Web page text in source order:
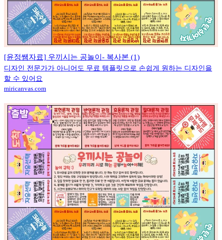
[윤정쌤자료] 우끼시는 공놀이- 복사본 (1)
디자인 전문가가 아니어도 무료 템플릿으로 손쉽게 원하는 디자인을
할 수 있어요
miricanvas.com